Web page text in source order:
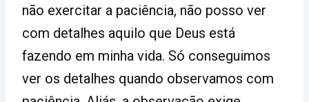
não exercitar a paciência, não posso ver
com detalhes aquilo que Deus está
fazendo em minha vida. Só conseguimos
ver os detalhes quando observamos com